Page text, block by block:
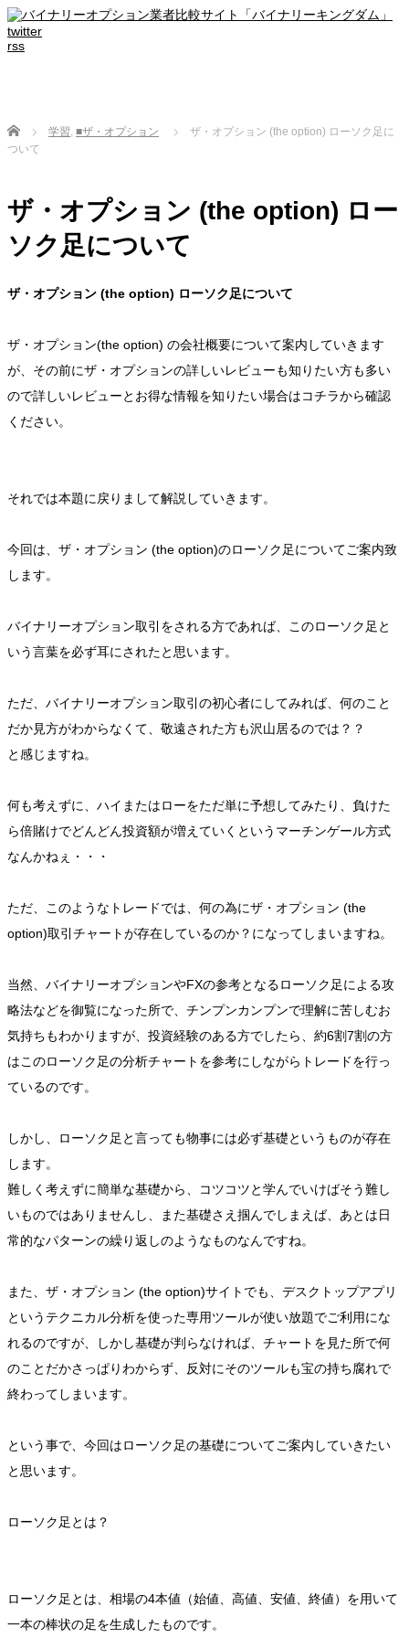
twitter
rss
Home 学習, ■ザ・オプション
ザ・オプション (the option) ローソク足に
ついて
ザ・オプション (the option) ロー
ソク足について
ザ・オプション (the option) ローソク足について
ザ・オプション(the option) の会社概要について案内していきます
が、その前にザ・オプションの詳しいレビューも知りたい方も多い
ので詳しいレビューとお得な情報を知りたい場合はコチラから確認
ください。
それでは本題に戻りまして解説していきます。
今回は、ザ・オプション (the option)のローソク足についてご案内致
します。
バイナリーオプション取引をされる方であれば、このローソク足と
いう言葉を必ず耳にされたと思います。
ただ、バイナリーオプション取引の初心者にしてみれば、何のこと
だか見方がわからなくて、敬遠された方も沢山居るのでは？？
と感じますね。
何も考えずに、ハイまたはローをただ単に予想してみたり、負けた
ら倍賭けでどんどん投資額が増えていくというマーチンゲール方式
なんかねぇ・・・
ただ、このようなトレードでは、何の為にザ・オプション (the
option)取引チャートが存在しているのか？になってしまいますね。
当然、バイナリーオプションやFXの参考となるローソク足による攻
略法などを御覧になった所で、チンプンカンプンで理解に苦しむお
気持ちもわかりますが、投資経験のある方でしたら、約6割7割の方
はこのローソク足の分析チャートを参考にしながらトレードを行っ
ているのです。
しかし、ローソク足と言っても物事には必ず基礎というものが存在
します。
難しく考えずに簡単な基礎から、コツコツと学んでいけばそう難し
いものではありませんし、また基礎さえ掴んでしまえば、あとは日
常的なパターンの繰り返しのようなものなんですね。
また、ザ・オプション (the option)サイトでも、デスクトップアプリ
というテクニカル分析を使った専用ツールが使い放題でご利用にな
れるのですが、しかし基礎が判らなければ、チャートを見た所で何
のことだかさっぱりわからず、反対にそのツールも宝の持ち腐れで
終わってしまいます。
という事で、今回はローソク足の基礎についてご案内していきたい
と思います。
ローソク足とは？
ローソク足とは、相場の4本値（始値、高値、安値、終値）を用いて
一本の棒状の足を生成したものです。